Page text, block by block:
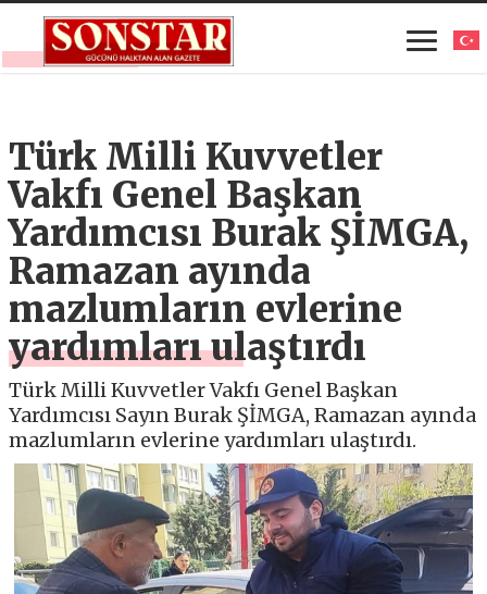
Türk Milli Kuvvetler
Vakfı Genel Başkan
Yardımcısı Burak ŞİMGA,
Ramazan ayında
mazlumların evlerine
yardımları ulaştırdı
Türk Milli Kuvvetler Vakfı Genel Başkan
Yardımcısı Sayın Burak ŞİMGA, Ramazan ayında
mazlumların evlerine yardımları ulaştırdı.